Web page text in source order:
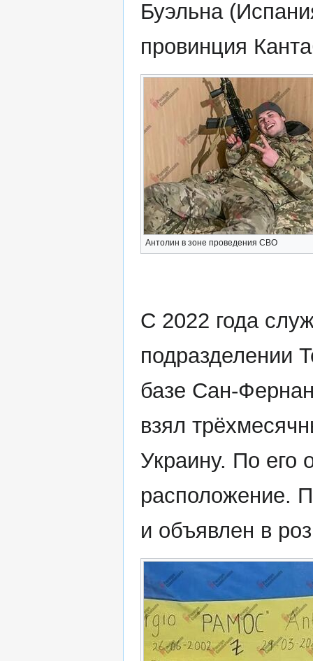
Буэльна
провинция
Антолин в зоне проведения СВО
С 2022 года
подразделении
базе Сан-
взял
Украину. По его
расположение.
и объявлен в